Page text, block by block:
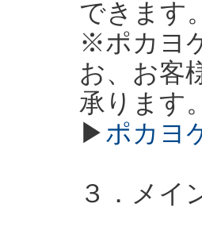
できます
※ポカヨ
お、お客
承ります
▶ポカヨ
３．メイ